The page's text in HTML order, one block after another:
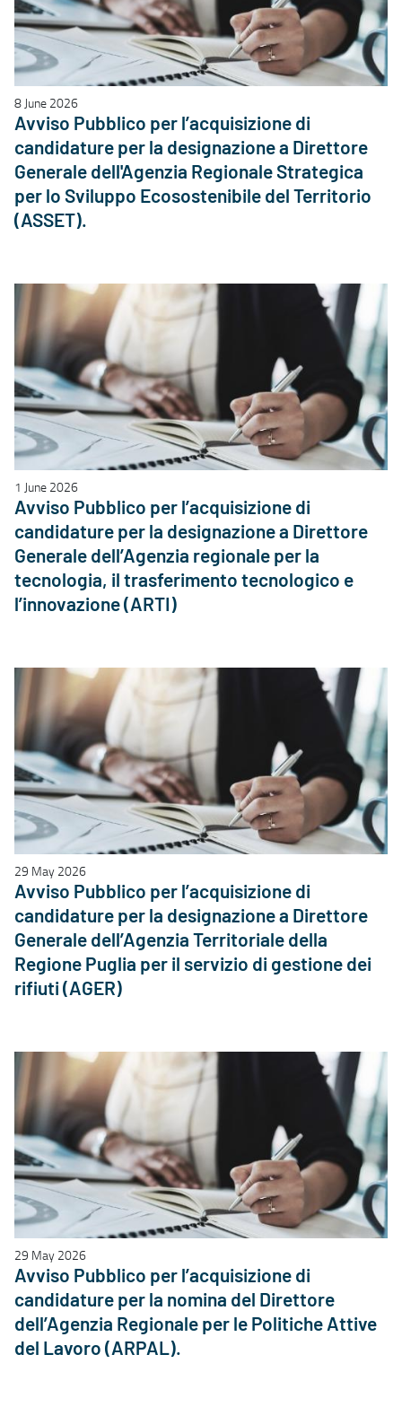
8 June 2026
Avviso Pubblico per l’acquisizione di
candidature per la designazione a Direttore
Generale dell'Agenzia Regionale Strategica
per lo Sviluppo Ecosostenibile del Territorio
(ASSET).
1 June 2026
Avviso Pubblico per l’acquisizione di
candidature per la designazione a Direttore
Generale dell’Agenzia regionale per la
tecnologia, il trasferimento tecnologico e
l’innovazione (ARTI)
29 May 2026
Avviso Pubblico per l’acquisizione di
candidature per la designazione a Direttore
Generale dell’Agenzia Territoriale della
Regione Puglia per il servizio di gestione dei
rifiuti (AGER)
29 May 2026
Avviso Pubblico per l’acquisizione di
candidature per la nomina del Direttore
dell’Agenzia Regionale per le Politiche Attive
del Lavoro (ARPAL).